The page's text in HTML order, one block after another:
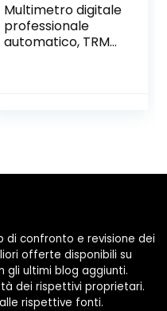
Multimetro digitale
professionale
automatico, TRMS
Temperatura /
di confronto e revisione dei
offerte disponibili su
gli ultimi blog aggiunti.
dei rispettivi proprietari.
rispettive fonti.